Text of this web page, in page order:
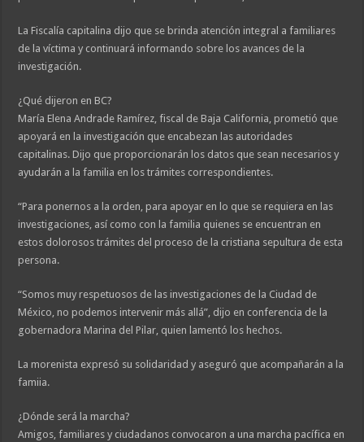
La Fiscalía capitalina dijo que se brinda atención integral a familiares
de la víctima y continuará informando sobre los avances de la
investigación.
¿Qué dijeron en BC?
María Elena Andrade Ramírez, fiscal de Baja California, prometió que
apoyará en la investigación que encabezan las autoridades
capitalinas. Dijo que proporcionarán los datos que sean necesarios y
ayudarán a la familia en los trámites correspondientes.
“Para ponernos a la orden, para apoyar en lo que se requiera en las
investigaciones, así como con la familia quienes se encuentran en
estos dolorosos trámites del proceso de la cristiana sepultura de esta
persona.
“Somos muy respetuosos de las investigaciones de la Ciudad de
México, no podemos intervenir más allá”, dijo en conferencia de la
gobernadora Marina del Pilar, quien lamentó los hechos.
La morenista expresó su solidaridad y aseguró que acompañarán a la
famiia.
¿Dónde será la marcha?
Amigos, familiares y ciudadanos convocaron a una marcha pacífica en